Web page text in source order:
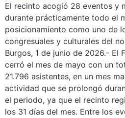
El recinto acogió 28 eventos y
durante prácticamente todo el
posicionamiento como uno de
congresuales y culturales del
Burgos, 1 de junio de 2026.- El
cerró el mes de mayo con un
21.796 asistentes, en un mes
actividad que se prolongó
el periodo, ya que el recinto
los 31 días del mes. Entre los